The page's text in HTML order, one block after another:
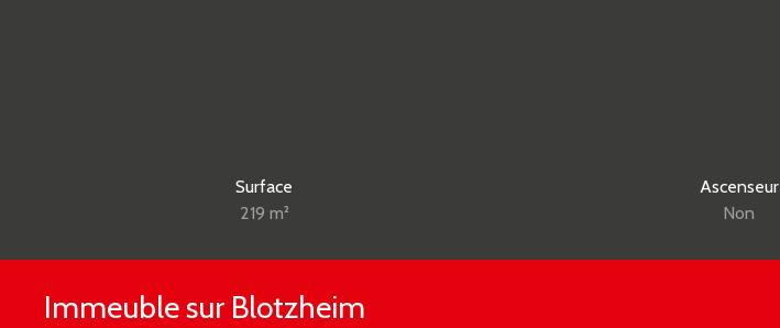
Surface
219 m²
Ascenseur
Non
Immeuble sur Blotzheim